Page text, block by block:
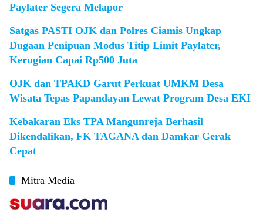
Paylater Segera Melapor
Satgas PASTI OJK dan Polres Ciamis Ungkap
Dugaan Penipuan Modus Titip Limit Paylater,
Kerugian Capai Rp500 Juta
OJK dan TPAKD Garut Perkuat UMKM Desa
Wisata Tepas Papandayan Lewat Program Desa EKI
Kebakaran Eks TPA Mangunreja Berhasil
Dikendalikan, FK TAGANA dan Damkar Gerak
Cepat
Mitra Media